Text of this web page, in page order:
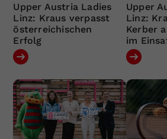
Upper Austria Ladies
Linz: Kraus verpasst
österreichischen
Erfolg
Upper
Linz:
Kerber
im